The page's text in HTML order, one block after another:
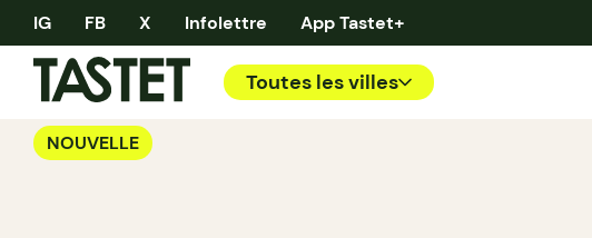
IG FB X Infolettre App Tastet+
Toutes les villes
NOUVELLE